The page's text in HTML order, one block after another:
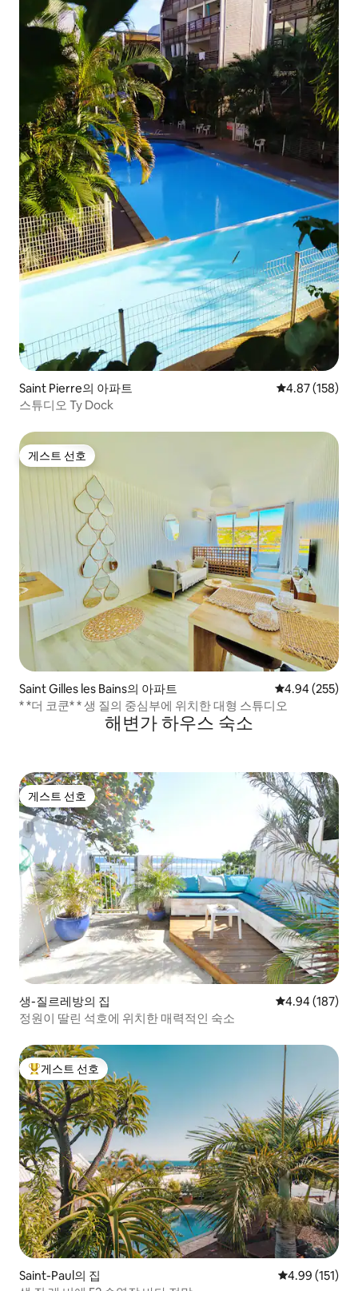
Saint Pierre의 아파트 평점 4.87점(5
4.87 (158)
스튜디오 Ty Dock
게스트 선호
게스트 선호
Saint Gilles les Bains의 아파트 평점 4.94점(5
4.94 (255)
* *더 코쿤* * 생 질의 중심부에 위치한 대형 스튜디오
해변가 하우스 숙소
게스트 선호
게스트 선호
생-질르레방의 집 평점 4.94점(5
4.94 (187)
정원이 딸린 석호에 위치한 매력적인 숙소
상위 게스트 선호
게스트 선호
Saint-Paul의 집 평점 4.99점(5
4.99 (151)